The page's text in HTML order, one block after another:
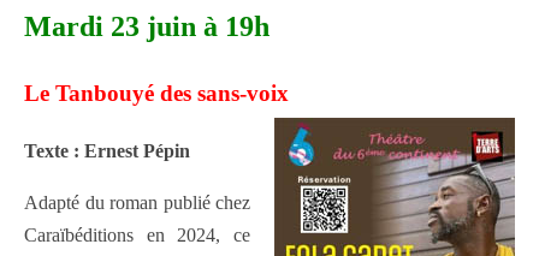
Mardi 23 juin à 19h
Le Tanbouyé des sans-voix
Texte : Ernest Pépin
Adapté du roman publié chez
Caraïbéditions en 2024, ce